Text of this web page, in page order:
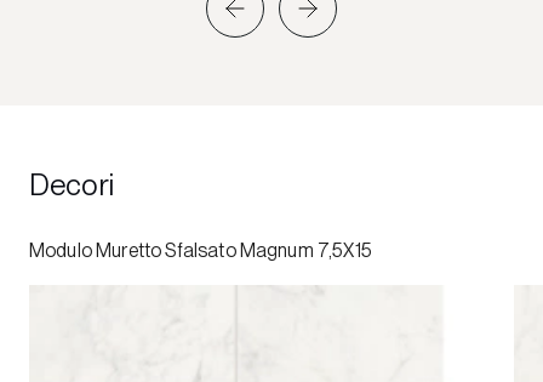
Decori
Modulo Muretto Sfalsato Magnum 7,5X15